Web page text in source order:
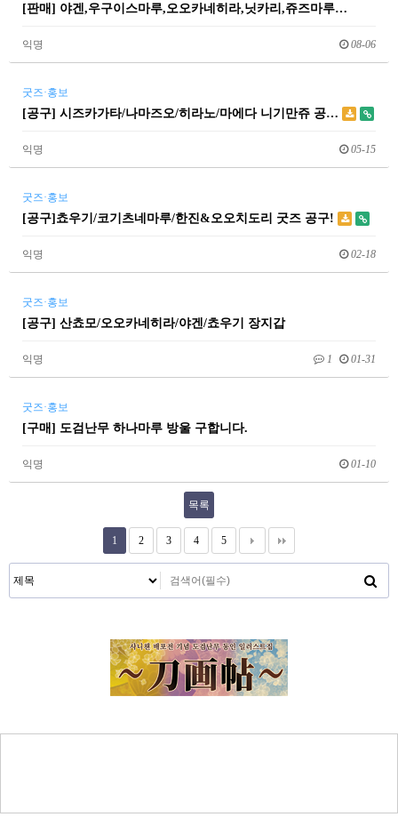
[판매] 야겐,우구이스마루,오오카네히라,닛카리,쥬즈마루…
익명 08-06
굿즈·홍보
[공구] 시즈카가타/나마즈오/히라노/마에다 니기만쥬 공…
익명 05-15
굿즈·홍보
[공구]쵸우기/코기츠네마루/한진&오오치도리 굿즈 공구!
익명 02-18
굿즈·홍보
[공구] 산쵸모/오오카네히라/야겐/쵸우기 장지갑
익명 1 01-31
굿즈·홍보
[구매] 도검난무 하나마루 방울 구합니다.
익명 01-10
목록
1 2 3 4 5